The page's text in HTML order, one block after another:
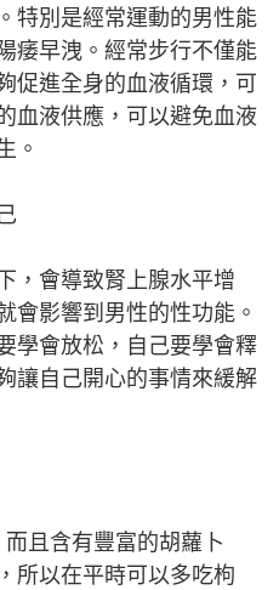
特別是經常運動的男性能
痿早洩。經常步行不僅能
促進全身的血液循環，可
血液供應，可以避免血液
。
，會導致腎上腺水平增
會影響到男性的性功能。
學會放松，自己要學會釋
讓自己開心的事情來緩解
且含有豐富的胡蘿卜
所以在平時可以多吃枸